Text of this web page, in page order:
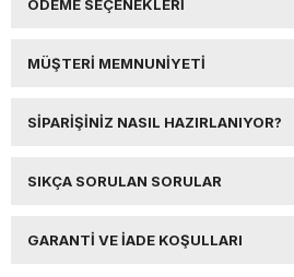
ÖDEME SEÇENEKLERI
MÜŞTERI MEMNUNIYETI
SIPARIŞINIZ NASIL HAZIRLANIYOR?
SIKÇA SORULAN SORULAR
GARANTI VE İADE KOŞULLARI